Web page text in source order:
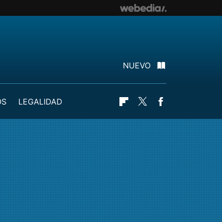
NUEVO
LEGALIDAD Flipboard
Twitter